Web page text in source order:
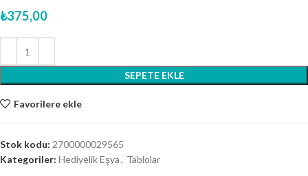
₺375,00
SEPETE EKLE
Favorilere ekle
Stok kodu: 2700000029565
Kategoriler: Hediyelik Eşya, Tablolar